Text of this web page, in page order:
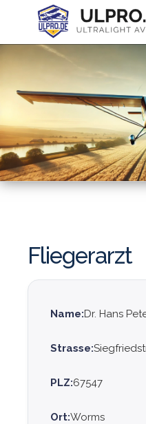
Fliegerarzt
Name:Dr. Hans
Strasse:
PLZ:67547
Ort:Worms